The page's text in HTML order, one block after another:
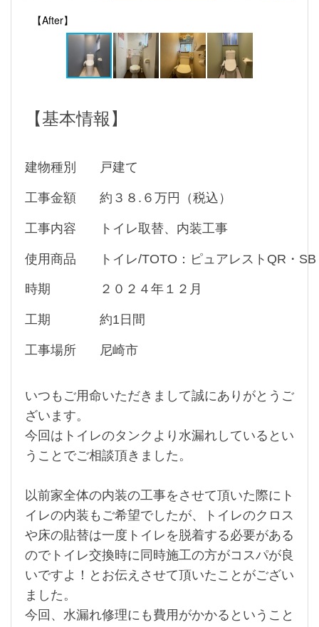
【After】
【基本情報】
建物種別 戸建て
工事金額 約３８.６万円（税込）
工事内容 トイレ取替、内装工事
使用商品 トイレ/TOTO：ピュアレストQR・SB
時期 ２０２４年１２月
工期 約1日間
工事場所 尼崎市
いつもご用命いただきまして誠にありがとうご
ざいます。
今回はトイレのタンクより水漏れしているとい
うことでご相談頂きました。
以前家全体の内装の工事をさせて頂いた際にト
イレの内装もご希望でしたが、トイレのクロス
や床の貼替は一度トイレを脱着する必要がある
のでトイレ交換時に同時施工の方がコスパが良
いですよ！とお伝えさせて頂いたことがござい
ました。
今回、水漏れ修理にも費用がかかるということ